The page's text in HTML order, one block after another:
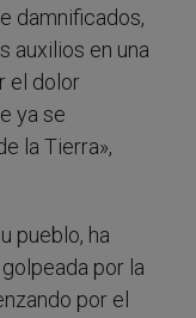
damnificados,
auxilios en una
el dolor
ya se
la Tierra»,
pueblo, ha
por la
por el